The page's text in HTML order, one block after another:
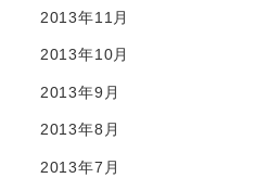
2013年11月
2013年10月
2013年9月
2013年8月
2013年7月